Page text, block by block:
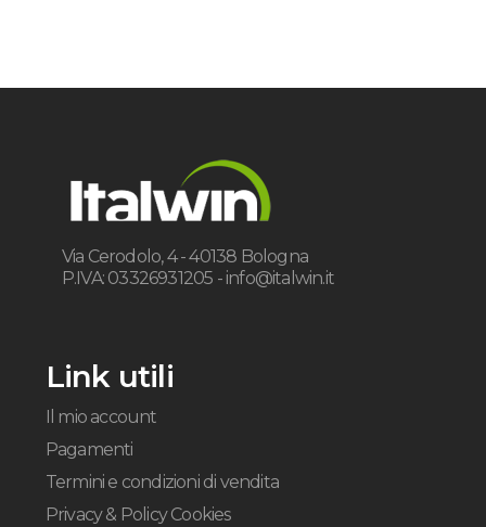
Via Cerodolo, 4 - 40138 Bologna
P.IVA: 03326931205 - info@italwin.it
Link utili
Il mio account
Pagamenti
Termini e condizioni di vendita
Privacy & Policy Cookies